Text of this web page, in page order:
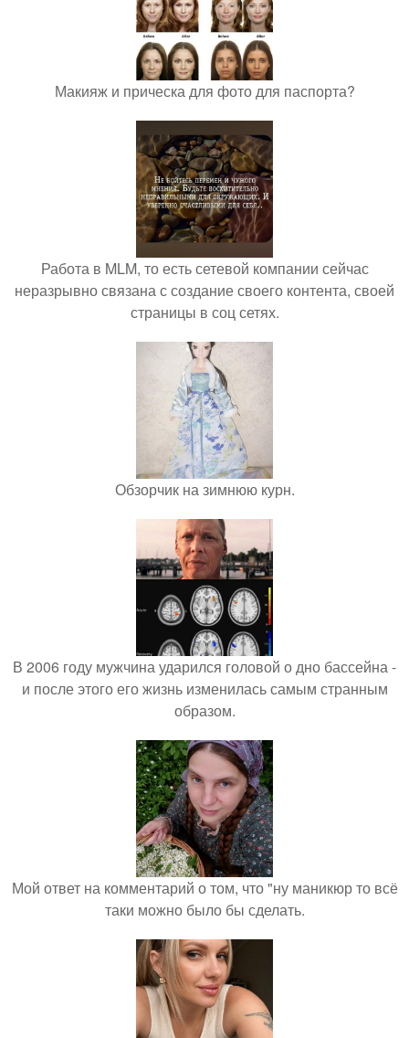
Макияж и прическа для фото для паспорта?
Работа в MLM, то есть сетевой компании сейчас
неразрывно связана с создание своего контента, своей
страницы в соц сетях.
Обзорчик на зимнюю курн.
В 2006 году мужчина ударился головой о дно бассейна -
и после этого его жизнь изменилась самым странным
образом.
Мой ответ на комментарий о том, что "ну маникюр то всё
таки можно было бы сделать.